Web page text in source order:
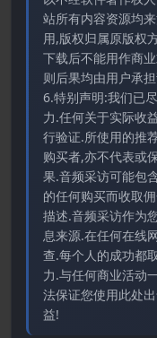
站所有内容资源均
用,版权归属原版权
下载后不能用作商
则后果均由用户承
6.特别声明:我们已
力.任何关于实际收
行验证.所使用的推
购买者,亦不代表或
果.音频采访可能包
的任何购买而收取
描述.音频采访作为
息来源.在任何在线
查.每个人的成功都
力.与任何商业活动
法保证您使用此处
益!